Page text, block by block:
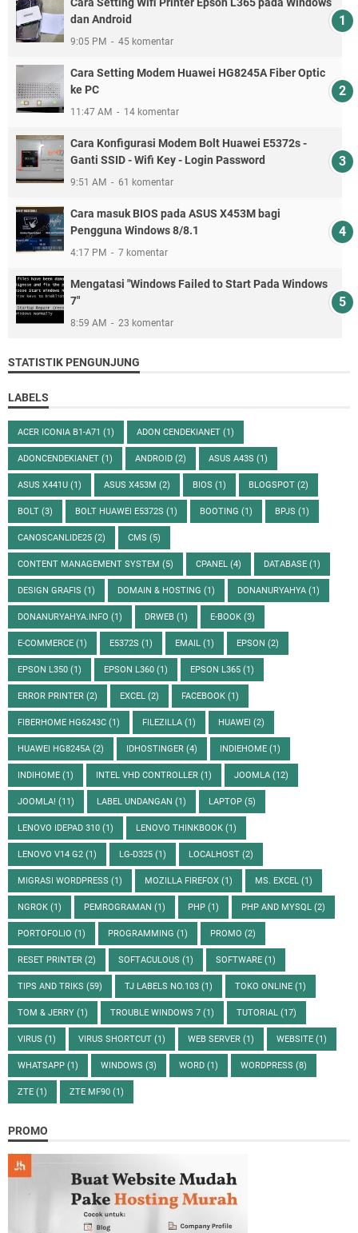
dan Android
9:05 PM 45 komentar
Cara Setting Modem Huawei HG8245A Fiber Optic
ke PC
11:47 AM 14 komentar
Cara Konfigurasi Modem Bolt Huawei E5372s -
Ganti SSID - Wifi Key - Login Password
9:51 AM 61 komentar
Cara masuk BIOS pada ASUS X453M bagi
Pengguna Windows 8/8.1
4:17 PM 7 komentar
Mengatasi "Windows Failed to Start Pada Windows
7"
8:59 AM 23 komentar
STATISTIK PENGUNJUNG
LABELS
ACER ICONIA B1-A71 (1) ADON CENDEKIANET (1)
ADONCENDEKIANET (1) ANDROID (2) ASUS A43S (1)
ASUS X441U (1) ASUS X453M (2) BIOS (1) BLOGSPOT (2)
BOLT (3) BOLT HUAWEI E5372S (1) BOOTING (1) BPJS (1)
CANOSCANLIDE25 (2) CMS (5)
CONTENT MANAGEMENT SYSTEM (5) CPANEL (4) DATABASE (1)
DESIGN GRAFIS (1) DOMAIN & HOSTING (1) DONANURYAHYA (1)
DONANURYAHYA.INFO (1) DRWEB (1) E-BOOK (3)
E-COMMERCE (1) E5372S (1) EMAIL (1) EPSON (2)
EPSON L350 (1) EPSON L360 (1) EPSON L365 (1)
ERROR PRINTER (2) EXCEL (2) FACEBOOK (1)
FIBERHOME HG6243C (1) FILEZILLA (1) HUAWEI (2)
HUAWEI HG8245A (2) IDHOSTINGER (4) INDIEHOME (1)
INDIHOME (1) INTEL VHD CONTROLLER (1) JOOMLA (12)
JOOMLA! (11) LABEL UNDANGAN (1) LAPTOP (5)
LENOVO IDEPAD 310 (1) LENOVO THINKBOOK (1)
LENOVO V14 G2 (1) LG-D325 (1) LOCALHOST (2)
MIGRASI WORDPRESS (1) MOZILLA FIREFOX (1) MS. EXCEL (1)
NGROK (1) PEMROGRAMAN (1) PHP (1) PHP AND MYSQL (2)
PORTOFOLIO (1) PROGRAMMING (1) PROMO (2)
RESET PRINTER (2) SOFTACULOUS (1) SOFTWARE (1)
TIPS AND TRIKS (59) TJ LABELS NO.103 (1) TOKO ONLINE (1)
TOM & JERRY (1) TROUBLE WINDOWS 7 (1) TUTORIAL (17)
VIRUS (1) VIRUS SHORTCUT (1) WEB SERVER (1) WEBSITE (1)
WHATSAPP (1) WINDOWS (3) WORD (1) WORDPRESS (8)
ZTE (1) ZTE MF90 (1)
PROMO